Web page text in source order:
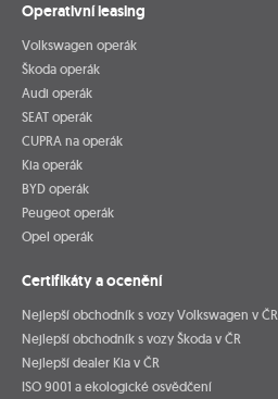
Operativní leasing
Volkswagen operák
Škoda operák
Audi operák
SEAT operák
CUPRA na operák
Kia operák
BYD operák
Peugeot operák
Opel operák
Certifikáty a ocenění
Nejlepší obchodník s vozy Volkswagen v ČR
Nejlepší obchodník s vozy Škoda v ČR
Nejlepší dealer Kia v ČR
ISO 9001 a ekologické osvědčení